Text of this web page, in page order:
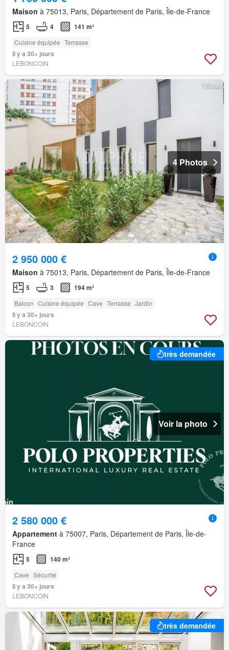
Maison à 75013, Paris, Département de Paris, Île-de-France
5 4 141 m²
Cuisine équipée Terrasse
Il y a 30+ jours
LEBONCOIN
4 Photos
2 950 000 €
Maison à 75013, Paris, Département de Paris, Île-de-France
5 3 194 m²
Balcon Cuisine équipée Cave Terrasse Jardin
Il y a 30+ jours
LEBONCOIN
très demandée
Voir la photo
2 580 000 €
Appartement à 75007, Paris, Département de Paris, Île-de-
France
5 140 m²
Cave Sécurité
Il y a 30+ jours
LEBONCOIN
très demandée